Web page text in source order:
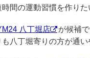
間の運動習慣を作りた
八丁堀店
が候補
八丁堀寄りの方が通い